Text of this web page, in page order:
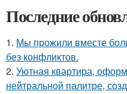
Последние
1. Мы прожили вместе
без конфликтов.
2. Уютная квартира,
нейтральной палитре,